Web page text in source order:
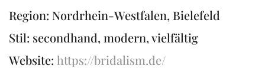
Region: Nordrhein-Westfalen, Bielefeld
Stil: secondhand, modern, vielfältig
Website: https://bridalism.de/